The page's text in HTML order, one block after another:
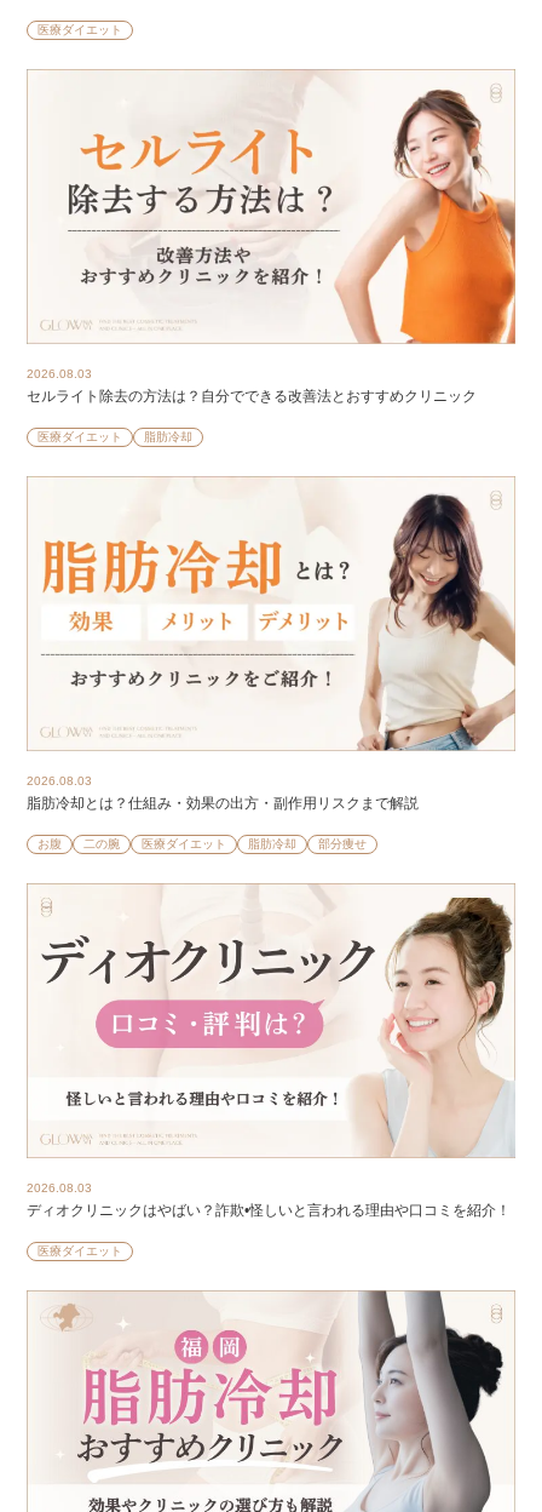
医療ダイエット
2026.08.03
セルライト除去の方法は？自分でできる改善法とおすすめクリニック
医療ダイエット 脂肪冷却
2026.08.03
脂肪冷却とは？仕組み・効果の出方・副作用リスクまで解説
お腹 二の腕 医療ダイエット 脂肪冷却 部分痩せ
2026.08.03
ディオクリニックはやばい？詐欺•怪しいと言われる理由や口コミを紹介！
医療ダイエット